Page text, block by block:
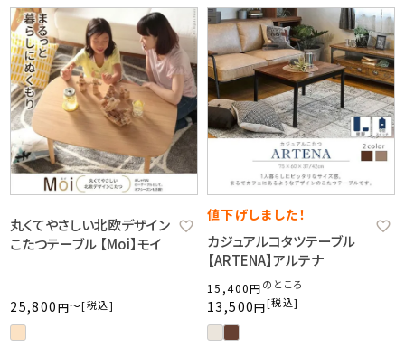
丸くてやさしい北欧デザイン
こたつテーブル 【Moi】モイ
25,800 税込
〜
値下げしました！
カジュアルコタツテーブル
【ARTENA】アルテナ
15,400 のところ
13,500 税込